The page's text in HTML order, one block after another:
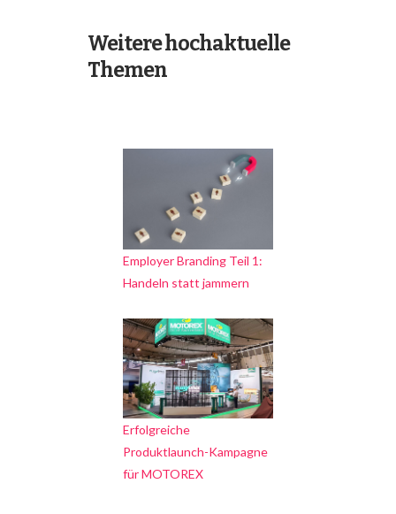
Weitere hochaktuelle
Themen
Employer Branding Teil 1:
Handeln statt jammern
Erfolgreiche
Produktlaunch-Kampagne
für MOTOREX